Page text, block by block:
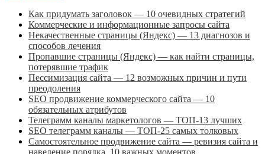
Как придумать заголовок — 10 очевидных стратегий
Коммерческие и информационные запросы сайта
Некачественные страницы (Яндекс) — 13 диагнозов и
способов лечения
Пропавшие страницы (Яндекс) — как найти страницы,
потерявшие трафик
Пессимизация сайта — 12 возможных причин и пути
преодоления
SEO продвижение коммерческого сайта — 10
обязательных атрибутов
Телеграмм каналы маркетологов — ТОП-13 лучших
SEO телеграмм каналы — ТОП-25 самых толковых
Самостоятельное продвижение сайта — ревизия сайта и